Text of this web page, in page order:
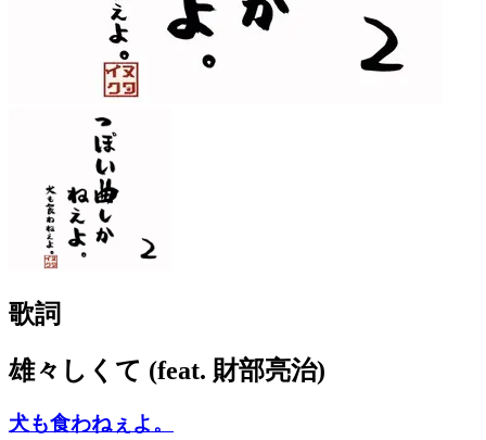
歌詞
雄々しくて (feat. 財部亮治)
犬も食わねぇよ。